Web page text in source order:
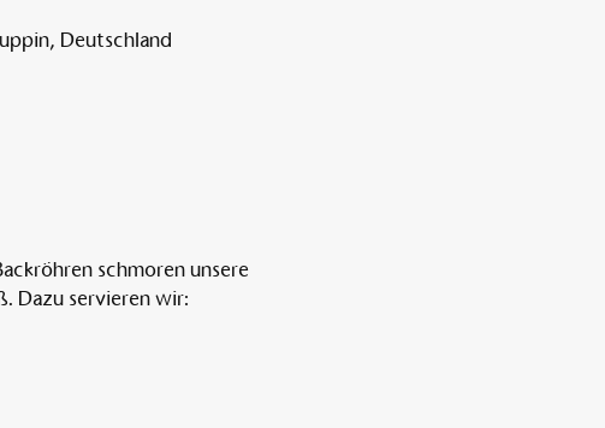
Deutschland
schmoren unsere
Dazu servieren wir: